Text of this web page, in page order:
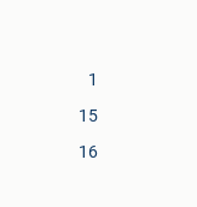
1
15
16